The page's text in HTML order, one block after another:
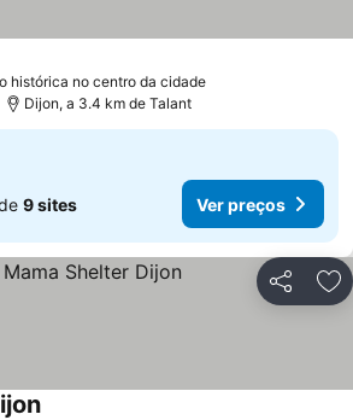
histórica no centro da cidade
Dijon, a 3.4 km de Talant
9 sites Ver preços
Partilhar